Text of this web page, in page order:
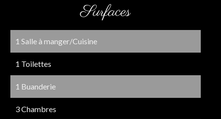
Surfaces
1 Salle à manger/Cuisine
1 Toilettes
1 Buanderie
3 Chambres